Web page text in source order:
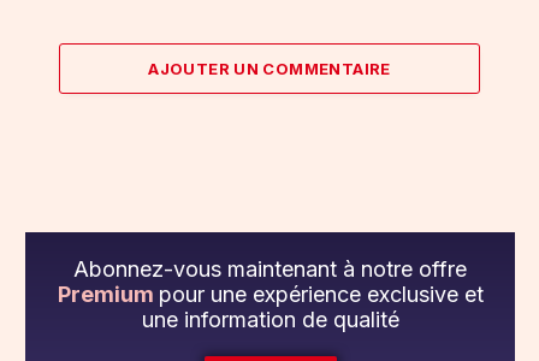
AJOUTER UN COMMENTAIRE
Abonnez-vous maintenant à notre offre
Premium pour une expérience exclusive et
une information de qualité